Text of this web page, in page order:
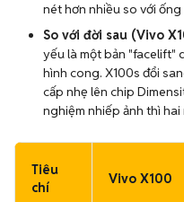
nét hơn nhiều so với
So với đời sau (Vivo
yếu là một bản "facelift"
hình cong. X100s đổi
cấp nhẹ lên chip
nghiệm nhiếp ảnh thì
Tiêu
chí
Vivo X100